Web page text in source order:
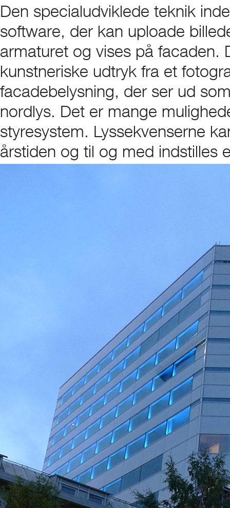
Den specialudviklede teknik
software, der kan uploade
armaturet og vises på facaden.
kunstneriske udtryk fra et
facadebelysning, der ser ud
nordlys. Det er mange
styresystem. Lyssekvenserne
årstiden og til og med indstilles